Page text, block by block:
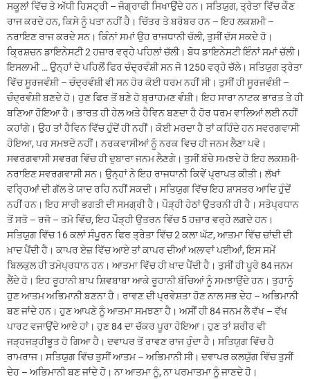
ਸਕੂਲਾਂ ਵਿੱਚ ਤੇ ਅੱਧੀ ਹਿਸਟ੍ਰੀ – ਜੋਗ੍ਰਾਫੀ ਸਿਖਾਉਂਦੇ ਹਨ। ਸਤਿਯੁਗ, ਤ੍ਰੇਤਾ ਵਿੱਚ ਕੌਣ
ਰਾਜ ਕਰਦੇ ਹਨ, ਕਿਸੇ ਨੂੰ ਪਤਾ ਨਹੀਂ ਹੈ। ਚਿੱਤਰ ਤੇ ਬਰੋਬਰ ਹਨ – ਇਹ ਲਕਸ਼ਮੀ –
ਨਰਾਇਣ ਰਾਜ ਕਰਦੇ ਸਨ। ਕਿੰਨਾਂ ਸਮਾਂ ਉਹ ਰਾਜਧਾਨੀ ਚੱਲੀ, ਤੁਸੀਂ ਦੱਸ ਸਕਦੇ ਹੋ।
ਕ੍ਰਿਸ਼ਚਨ ਡਾਇਨੇਸਟੀ 2 ਹਜ਼ਾਰ ਵਰ੍ਹੇ ਪਹਿਲਾਂ ਚੱਲੀ। ਬੋਧ ਡਾਇਨੇਸਟੀ ਇੰਨਾਂ ਸਮਾਂ ਚੱਲੀ।
ਇਸਲਾਮੀ … ਉਨ੍ਹਾਂ ਦੇ ਪਹਿਲੋਂ ਫਿਰ ਚੰਦ੍ਰਵੰਸ਼ੀ ਸਨ ਜੋ 1250 ਵਰ੍ਹੇ ਚੱਲੇ। ਸਤਿਯੁਗ ਤ੍ਰੇਤਾ
ਵਿੱਚ ਸੂਰਜਵੰਸ਼ੀ – ਚੰਦ੍ਰਵੰਸ਼ੀ ਵੀ ਸਨ ਹੋਰ ਕੋਈ ਧਰਮ ਨਹੀਂ ਸੀ। ਤੁਸੀਂ ਹੀ ਸੂਰਜਵੰਸ਼ੀ –
ਚੰਦ੍ਰਵੰਸ਼ੀ ਬਣਦੇ ਹੋ। ਹੁਣ ਫਿਰ ਤੋਂ ਬਣੇ ਹੋ ਬ੍ਰਾਹਮਣ ਵੰਸ਼ੀ। ਇਹ ਸਾਰਾ ਨਾਟਕ ਭਾਰਤ ਤੇ ਹੀ
ਬਣਿਆ ਹੋਇਆ ਹੈ। ਭਾਰਤ ਹੀ ਹੇਲ ਅਤੇ ਹੈਵਿਨ ਬਣਦਾ ਹੈ ਹੋਰ ਧਰਮ ਵਾਲਿਆਂ ਲਈ ਨਹੀਂ
ਕਹਾਂਗੇ। ਉਹ ਤਾਂ ਹੈਵਿਨ ਵਿੱਚ ਹੁੰਦੇਂ ਹੀ ਨਹੀਂ। ਕੋਈ ਮਰਦਾ ਹੈ ਤਾਂ ਕਹਿੰਦੇ ਹਨ ਸਵਰਗਵਾਸੀ
ਹੋਇਆ, ਪਰ ਸਮਝਦੇ ਨਹੀਂ। ਨਰਕਵਾਸੀਆਂ ਨੂੰ ਨਰਕ ਵਿਚ ਹੀ ਜਨਮ ਲੈਣਾ ਪਵੇ।
ਸਵਰਗਵਾਸੀ ਸਵਰਗ ਵਿੱਚ ਹੀ ਦੁਬਾਰਾ ਜਨਮ ਲੈਣਗੇ। ਤੁਸੀਂ ਬੱਚੇ ਸਮਝਦੇ ਹੋ ਇਹ ਲਕਸ਼ਮੀ-
ਨਰਾਇਣ ਸਵਰਗਵਾਸੀ ਸਨ। ਉਨ੍ਹਾਂ ਨੇ ਇਹ ਰਾਜਧਾਨੀ ਕਿਵੇਂ ਪ੍ਰਾਪਤ ਕੀਤੀ। ਲੱਖਾਂ
ਵਰ੍ਹਿਆਂ ਦੀ ਗੱਲ ਤੇ ਯਾਦ ਰਹਿ ਨਹੀਂ ਸਕਦੀ। ਸਤਿਯੁਗ ਵਿੱਚ ਇਹ ਸ਼ਾਸਤਰ ਆਦਿ ਹੁੰਦੇਂ
ਨਹੀਂ ਹਨ। ਇਹ ਸਾਰੀ ਭਗਤੀ ਦੀ ਸਮਗ੍ਰੀ ਹੈ। ਪੌੜ੍ਹੀ ਹੇਠਾਂ ਉਤਰਨੀ ਹੀ ਹੈ। ਸਤੋਪ੍ਰਧਾਨ
ਤੋਂ ਸਤੋ – ਰਜੋ – ਤਮੋ ਵਿੱਚ, ਇਹ ਪੌੜ੍ਹੀ ਉਤਰਨ ਵਿੱਚ 5 ਹਜ਼ਾਰ ਵਰ੍ਹੇ ਲਗਦੇ ਹਨ।
ਸਤਿਯੁਗ ਵਿੱਚ 16 ਕਲਾਂ ਸੰਪੂਰਨ ਫਿਰ ਤ੍ਰੇਤਾ ਵਿੱਚ 2 ਕਲਾ ਘੱਟ, ਆਤਮਾ ਵਿੱਚ ਚਾਂਦੀ ਦੀ
ਖ਼ਾਦ ਪੈਂਦੀ ਹੈ। ਕਾਪਰ ਏਜ਼ ਵਿੱਚ ਆਏ ਤਾਂ ਕਾਪਰ ਦੀਆਂ ਅਲਾਵਾਂ ਪਈਆਂ, ਇਸ ਸਮੇਂ
ਬਿਲਕੁਲ ਹੀ ਤਮੋਪ੍ਰਧਾਨ ਹਨ। ਆਤਮਾ ਵਿੱਚ ਹੀ ਖਾਦ ਪੈਂਦੀ ਹੈ। ਤੁਸੀਂ ਹੀ ਪੂਰੇ 84 ਜਨਮ
ਲੈਂਦੇ ਹੋ। ਇਹ ਰੂਹਾਨੀ ਬਾਪ ਸ਼ਿਵਬਾਬਾ ਆਕੇ ਰੂਹਾਨੀ ਬੱਚਿਆਂ ਨੂੰ ਸਮਝਾਉਂਦੇ ਹਨ। ਤੁਹਾਨੂੰ
ਹੁਣ ਆਤਮ ਅਭਿਮਾਨੀ ਬਣਨਾ ਹੈ। ਰਾਵਣ ਦੀ ਪ੍ਰਵੇਸ਼ਤਾ ਹੋਣ ਨਾਲ ਸਭ ਦੇਹ – ਅਭਿਮਾਨੀ
ਬਣ ਜਾਂਦੇ ਹਨ। ਹੁਣ ਆਪਣੇ ਨੂੰ ਆਤਮਾ ਸਮਝਣਾ ਹੈ। ਅਸੀਂ ਹੀ 84 ਜਨਮ ਲੈ ਵੱਖ – ਵੱਖ
ਪਾਰਟ ਵਜਾਉਂਦੇ ਆਏ ਹਾਂ। ਹੁਣ 84 ਦਾ ਚੱਕਰ ਪੂਰਾ ਹੋਇਆ। ਹੁਣ ਤਾਂ ਸ਼ਰੀਰ ਵੀ
ਜੜ੍ਹਜੜ੍ਹੀਭੂਤ ਹੋ ਗਿਆ ਹੈ। ਦਵਾਪਰ ਤੋਂ ਰਾਵਣ ਰਾਜ ਹੁੰਦਾ ਹੈ। ਸਤਿਯੁਗ ਵਿੱਚ ਹੈ
ਰਾਮਰਾਜ। ਸਤਿਯੁਗ ਵਿੱਚ ਤੁਸੀਂ ਆਤਮ – ਅਭਿਮਾਨੀ ਸੀ। ਦਵਾਪਰ ਕਲਯੁੱਗ ਵਿੱਚ ਤੁਸੀਂ
ਦੇਹ – ਅਭਿਮਾਨੀ ਬਣ ਜਾਂਦੇ ਹੋ। ਨਾ ਆਤਮਾ ਨੂੰ, ਨਾ ਪਰਮਾਤਮਾ ਨੂੰ ਜਾਣਦੇ ਹੋ।